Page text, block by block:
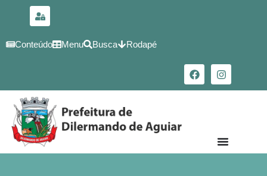
conteúdo
Conteúdo Menu Busca Rodapé